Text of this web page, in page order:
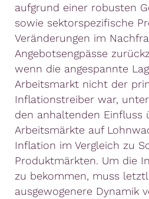
aufgrund einer robusten
sowie sektorspezifische
Veränderungen im
Angebotsengpässe
wenn die angespannte
Arbeitsmarkt nicht der
Inflationstreiber war,
den anhaltenden Einfluss
Arbeitsmärkte auf
Inflation im Vergleich zu
Produktmärkten. Um die
zu bekommen, muss
ausgewogenere Dynamik